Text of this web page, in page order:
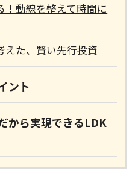
動線を整えて時間に
た、賢い先行投資
ント
から実現できるLDK